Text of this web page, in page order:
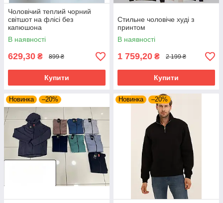
Чоловічий теплий чорний
світшот на флісі без
капюшона
В наявності
629,30 ₴ 899 ₴
Купити
Стильне чоловіче худі з
принтом
В наявності
1 759,20 ₴ 2 199 ₴
Купити
Новинка –20% Новинка –20%